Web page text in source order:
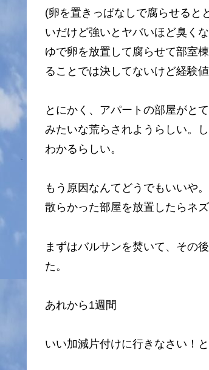
(卵を置きっぱなしで腐らせると
いだけど強いとヤバいほど臭く
ゆで卵を放置して腐らせて部室
ることでは決してないけど経験
とにかく、アパートの部屋がと
みたいな荒らされようらしい。
わかるらしい。
もう原因なんてどうでもいいや
散らかった部屋を放置したらネ
まずはバルサンを焚いて、その
た。
あれから1週間
いい加減片付けに行きなさい！